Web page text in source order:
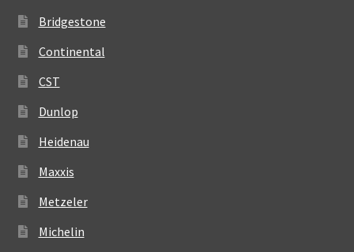
Bridgestone
Continental
CST
Dunlop
Heidenau
Maxxis
Metzeler
Michelin